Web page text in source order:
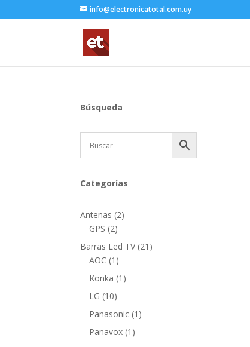
info@electronicatotal.com.uy
Búsqueda
Categorías
Antenas 22
GPS 22
productos
Barras Led TV 21 21
AOC 1 1
producto
Konka 1 1
LG 1010
productos
Panasonic 1 1
Panavox 1 1